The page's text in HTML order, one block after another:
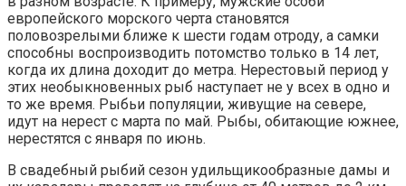
европейского морского черта становятся
половозрелыми ближе к шести годам отроду, а самки
способны воспроизводить потомство только в 14 лет,
когда их длина доходит до метра. Нерестовый период у
этих необыкновенных рыб наступает не у всех в одно и
то же время. Рыбьи популяции, живущие на севере,
идут на нерест с марта по май. Рыбы, обитающие южнее,
нерестятся с января по июнь.
В свадебный рыбий сезон удильщикообразные дамы и